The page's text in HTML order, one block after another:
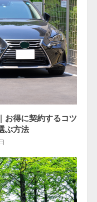
お得に契約するコツ
ぶ方法